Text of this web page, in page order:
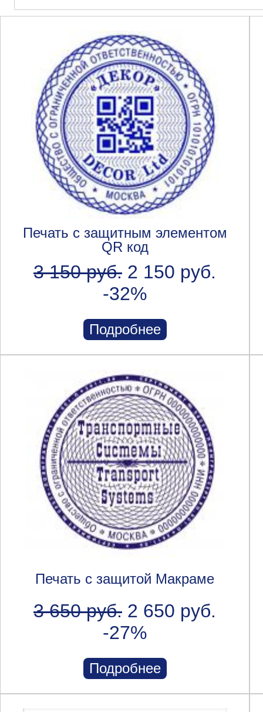
Печать с защитным элементом
QR код
3 150 руб. 2 150 руб.
-32%
Подробнее
Печать с защитой Макраме
3 650 руб. 2 650 руб.
-27%
Подробнее